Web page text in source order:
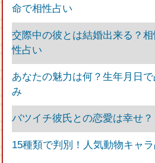
命で相性占い
交際中の彼とは結婚出来る？
性占い
あなたの魅力は何？生年月日
み
バツイチ彼氏との恋愛は幸せ
15種類で判別！人気動物キャ